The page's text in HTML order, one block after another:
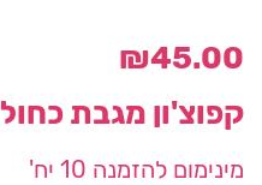
₪45.00
קפוצ'ון מגבת כחול
מינימום להזמנה 10 יח'